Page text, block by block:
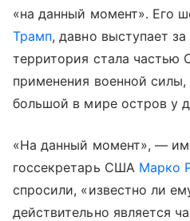
«на данный момент». Его
Трамп, давно выступает
территория стала частью
применения военной
большой в мире остров у
«На данный момент», —
госсекретарь США Марко
спросили, «известно ли
действительно является